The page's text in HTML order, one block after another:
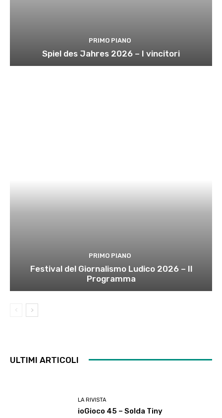
PRIMO PIANO
Spiel des Jahres 2026 – I vincitori
PRIMO PIANO
Festival del Giornalismo Ludico 2026 – Il
Programma
ULTIMI ARTICOLI
LA RIVISTA
ioGioco 45 – Solda Tiny